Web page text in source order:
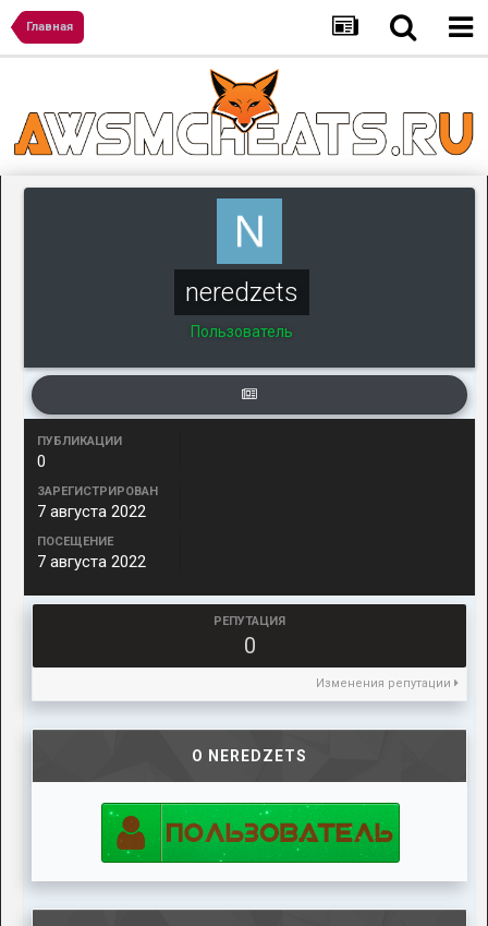
Главная
neredzets
Пользователь
ПУБЛИКАЦИИ
0
ЗАРЕГИСТРИРОВАН
7 августа 2022
ПОСЕЩЕНИЕ
7 августа 2022
РЕПУТАЦИЯ
0
Изменения репутации
О NEREDZETS